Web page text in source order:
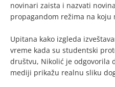
novinari zaista i nazvati
propagandom režima na koju
Upitana kako izgleda
vreme kada su studentski
društvu, Nikolić je odgovorila
mediji prikažu realnu sliku